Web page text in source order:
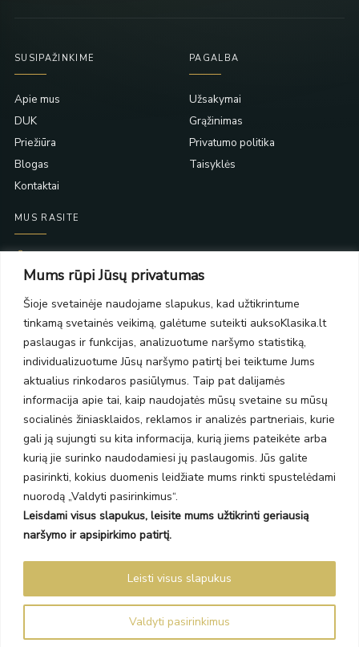
Mums rūpi Jūsų privatumas
Šioje svetainėje naudojame slapukus, kad užtikrintume
tinkamą svetainės veikimą, galėtume suteikti auksoKlasika.lt
paslaugas ir funkcijas, analizuotume naršymo statistiką,
individualizuotume Jūsų naršymo patirtį bei teiktume Jums
aktualius rinkodaros pasiūlymus. Taip pat dalijamės
informacija apie tai, kaip naudojatės mūsų svetaine su mūsų
socialinės žiniasklaidos, reklamos ir analizės partneriais, kurie
gali ją sujungti su kita informacija, kurią jiems pateikėte arba
kurią jie surinko naudodamiesi jų paslaugomis. Jūs galite
pasirinkti, kokius duomenis leidžiate mums rinkti spustelėdami
nuorodą „Valdyti pasirinkimus“.
Leisdami visus slapukus, leisite mums užtikrinti geriausią
naršymo ir apsipirkimo patirtį.
Valdyti pasirinkimus
Leisti visus slapukus
SUSIPAŽINKIME
Apie mus
DUK
Priežiūra
Blogas
Kontaktai
PAGALBA
Užsakymai
Grąžinimas
Privatumo politika
Taisyklės
MUS RASITE
PC Molas, Klaipėda
PC BIG 2, Klaipėda
Šilutės pl. 35
PC Banginis, Klaipėda
NAUJIENLAIŠKIS
Prenumeruokite ir gaukite pasiūlymus, naujienas bei riboto
leidimo kolekcijas.
SIŲSTI
Auksoklasika.lt © 2026 Visos teisės saugomos